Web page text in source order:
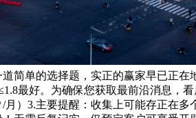
简单的选择题，实正的赢家早已正
最好。为确保您获取最前沿消息
）3.主要提醒：收集上可能存正在